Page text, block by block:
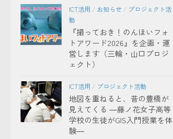
ICT活用 / お知らせ / プロジェクト活
動
『撮っておき！のんほいフォ
トアワード2026』を企画・運
営します（三輪・山口プロジ
ェクト）
ICT活用 / プロジェクト活動
地図を重ねると、昔の豊橋が
見えてくる ―藤ノ花女子高等
学校の生徒がGIS入門授業を体
験―